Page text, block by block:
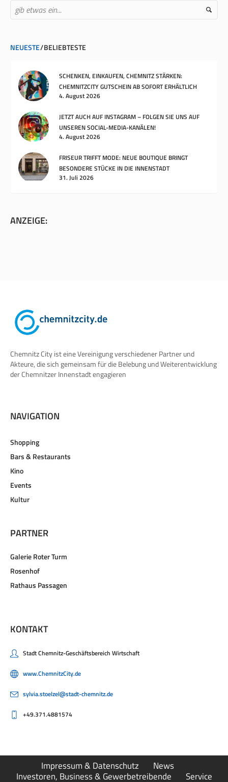
NEUESTE BELIEBTESTE
SCHENKEN, EINKAUFEN, CHEMNITZ STÄRKEN:
CHEMNITZCITY GUTSCHEIN AB SOFORT ERHÄLTLICH
4. August 2026
JETZT AUCH AUF INSTAGRAM – FOLGEN SIE UNS AUF
UNSEREN SOCIAL-MEDIA-KANÄLEN!
4. August 2026
FRISEUR TRIFFT MODE: NEUE BOUTIQUE BRINGT
BESONDERE STÜCKE IN DIE INNENSTADT
31. Juli 2026
ANZEIGE:
Chemnitz City ist eine Vereinigung verschiedener Partner und
Akteure, die sich gemeinsam für die Belebung und Weiterentwicklung
der Chemnitzer Innenstadt engagieren
NAVIGATION
Shopping
Bars & Restaurants
Kino
Events
Kultur
PARTNER
Galerie Roter Turm
Rosenhof
Rathaus Passagen
KONTAKT
Stadt Chemnitz-Geschäftsbereich Wirtschaft
www.ChemnitzCity.de
sylvia.stoelzel@stadt-chemnitz.de
+49.371.4881574
Impressum & Datenschutz
News
Investoren, Business & Gewerbetreibende
Service